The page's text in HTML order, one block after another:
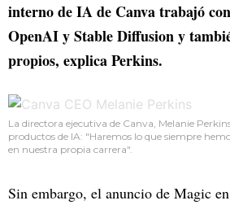
interno de IA de Canva trabajó
OpenAI y Stable Diffusion y
propios, explica Perkins.
La directora ejecutiva de Canva, Melanie
productos de IA: "Haremos lo que siempre
en nuestra propia carrera".
Sin embargo, el anuncio de Magic